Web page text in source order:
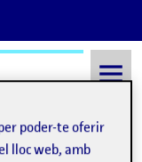
poder-te oferir
lloc web, amb